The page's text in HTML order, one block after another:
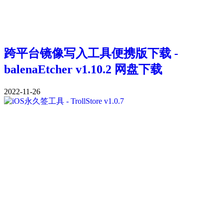
跨平台镜像写入工具便携版下载 -
balenaEtcher v1.10.2 网盘下载
2022-11-26